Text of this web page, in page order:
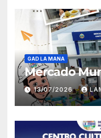
GAD LA MANA
Mercado
13/07/2026